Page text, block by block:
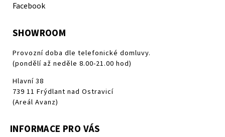
Facebook
SHOWROOM
Provozní doba dle telefonické domluvy.
(pondělí až neděle 8.00-21.00 hod)
Hlavní 38
739 11 Frýdlant nad Ostravicí
(Areál Avanz)
INFORMACE PRO VÁS